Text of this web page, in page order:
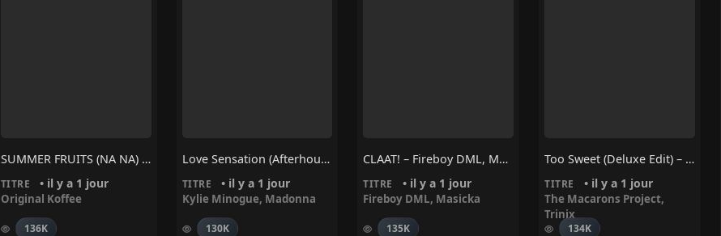
SUMMER FRUITS (NA NA) – Original Koffee
TITRE • il y a 1 jour
Original Koffee
136K
Love Sensation (Afterhours Mix) – Madonna, Kylie Minogue
TITRE • il y a 1 jour
Kylie Minogue, Madonna
130K
CLAAT! – Fireboy DML, Masicka
TITRE • il y a 1 jour
Fireboy DML, Masicka
135K
Too Sweet (Deluxe Edit) – Trinix, The Macarons Project
TITRE • il y a 1 jour
The Macarons Project,
Trinix
134K